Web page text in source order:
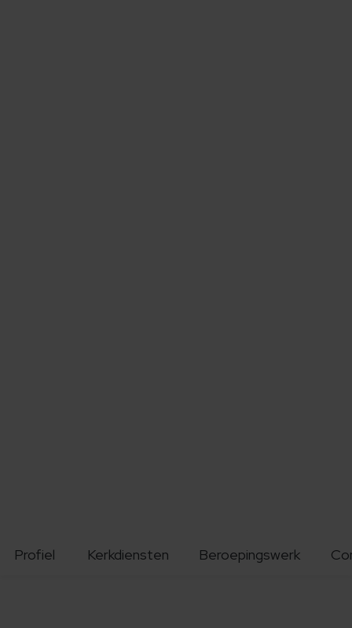
Profiel Kerkdiensten Beroepingswerk